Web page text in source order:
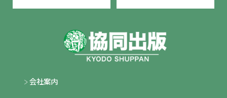
会社案内